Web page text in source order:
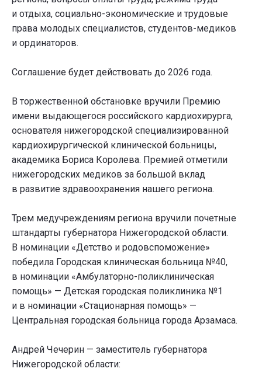
и отдыха, социально-экономические и трудовые
права молодых специалистов, студентов-медиков
и ординаторов.
Соглашение будет действовать до 2026 года.
В торжественной обстановке вручили Премию
имени выдающегося российского кардиохирурга,
основателя нижегородской специализированной
кардиохирургической клинической больницы,
академика Бориса Королева. Премией отметили
нижегородских медиков за большой вклад
в развитие здравоохранения нашего региона.
Трем медучреждениям региона вручили почетные
штандарты губернатора Нижегородской области.
В номинации «Детство и родовспоможение»
победила Городская клиническая больница №40,
в номинации «Амбулаторно-поликлиническая
помощь» — Детская городская поликлиника №1
и в номинации «Стационарная помощь» —
Центральная городская больница города Арзамаса.
Андрей Чечерин — заместитель губернатора
Нижегородской области: